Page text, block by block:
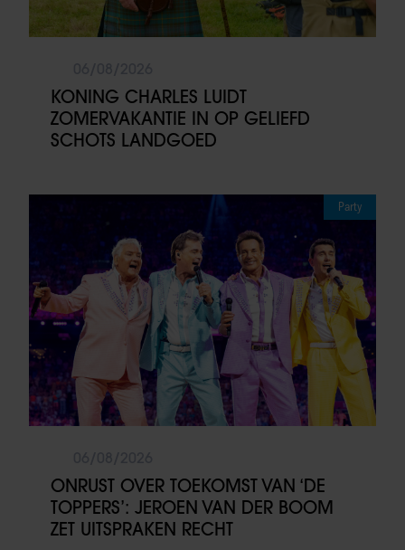
KONING CHARLES LUIDT
ZOMERVAKANTIE IN OP GELIEFD
SCHOTS LANDGOED
Party
ONRUST OVER TOEKOMST VAN ‘DE
TOPPERS’: JEROEN VAN DER BOOM
ZET UITSPRAKEN RECHT